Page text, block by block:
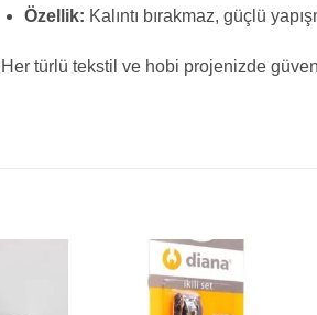
Özellik: Kalıntı bırakmaz, güçlü
Her türlü tekstil ve hobi projenizde